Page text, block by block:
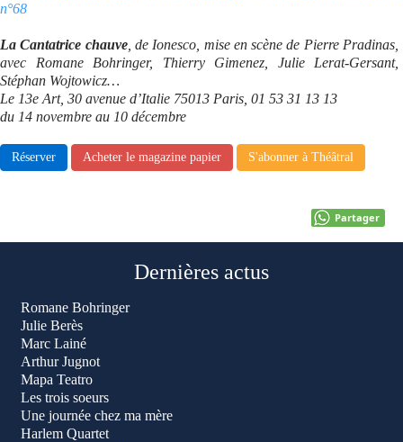
n°68
La Cantatrice chauve, de Ionesco, mise en scène de Pierre Pradinas,
avec Romane Bohringer, Thierry Gimenez, Julie Lerat-Gersant,
Stéphan Wojtowicz…
Le 13e Art, 30 avenue d’Italie 75013 Paris, 01 53 31 13 13
du 14 novembre au 10 décembre
Réserver Acheter le magazine papier S'abonner à Théâtral
Partager
Dernières actus
Romane Bohringer
Julie Berès
Marc Lainé
Arthur Jugnot
Mapa Teatro
Les trois soeurs
Une journée chez ma mère
Harlem Quartet